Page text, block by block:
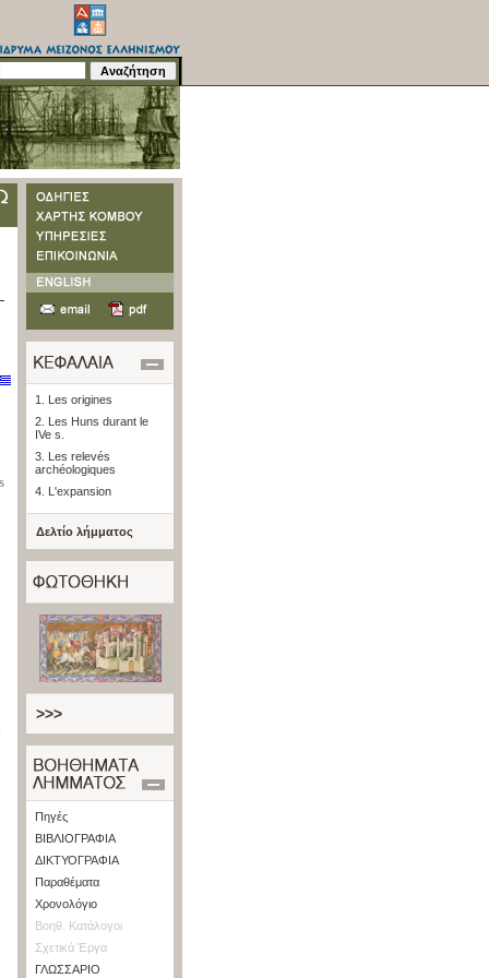
1. Les origines
2. Les Huns durant le
IVe s.
3. Les relevés
archéologiques
4. L'expansion
Δελτίο λήμματος
>>>
Πηγές
ΒΙΒΛΙΟΓΡΑΦΙΑ
ΔΙΚΤΥΟΓΡΑΦΙΑ
Παραθέματα
Χρονολόγιο
Βοηθ. Κατάλογοι
Σχετικά Έργα
ΓΛΩΣΣΑΡΙΟ